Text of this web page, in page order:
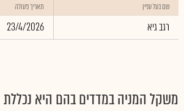
שם בעל עניין תאריך פעולה
רגב גיא 23/4/2026
משקל המניה במדדים בהם היא נכללת